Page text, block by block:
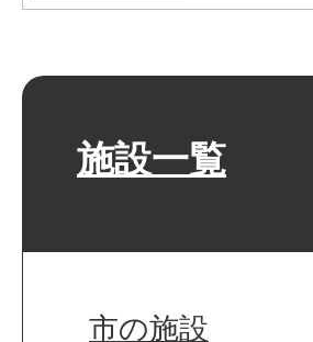
施設一覧
市の施設